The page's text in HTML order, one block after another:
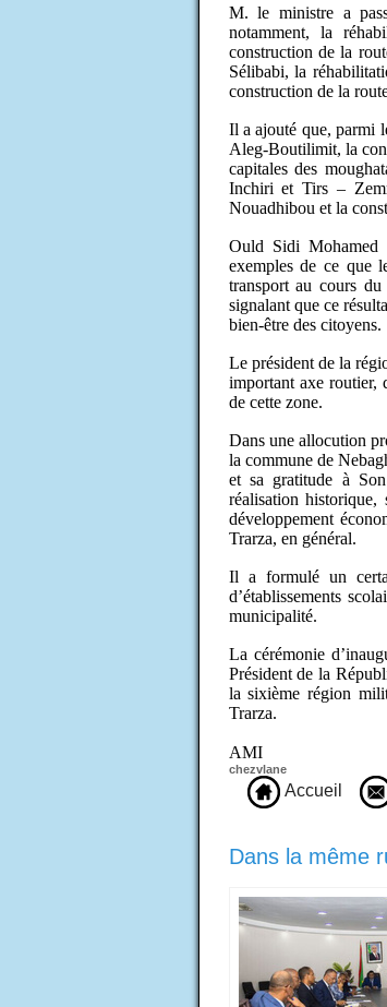
M. le ministre a
notamment, la
construction de la
Sélibabi, la
construction de la
Il a ajouté que, parmi
Aleg-Boutilimit, la
capitales des
Inchiri et Tirs –
Nouadhibou et la
Ould Sidi Mohamed
exemples de ce que
transport au cours
signalant que ce
bien-être des citoyens.
Le président de la
important axe routier,
de cette zone.
Dans une allocution
la commune de
et sa gratitude à
réalisation
développement
Trarza, en général.
Il a formulé un
d’établissements
municipalité.
La cérémonie
Président de la
la sixième région
Trarza.
AMI
chezvlane
Accueil
Dans la même